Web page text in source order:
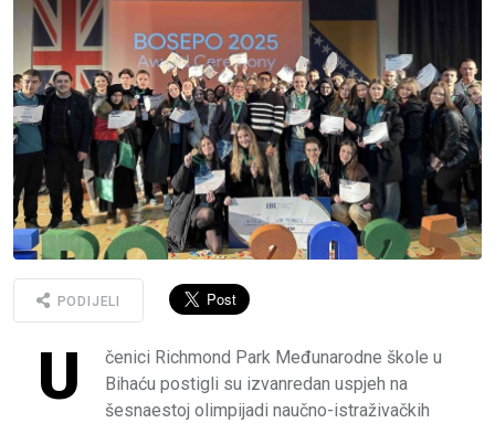
PODIJELI
U
čenici Richmond Park Međunarodne škole u
Bihaću postigli su izvanredan uspjeh na
šesnaestoj olimpijadi naučno-istraživačkih